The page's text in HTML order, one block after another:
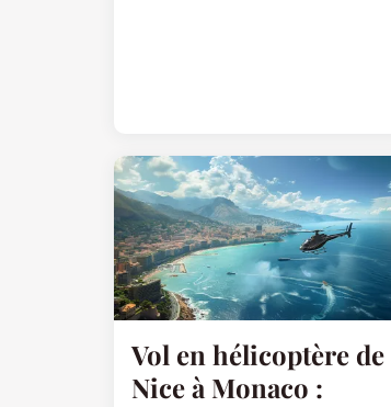
Vol en hélicoptère de
Nice à Monaco :